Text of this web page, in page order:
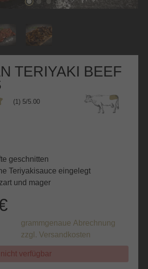
TERIYAKI BEEF
Bewertung von 5 von 5 Sternen
(1) 5/5.00
geschnitten
Teriyakisauce eingelegt
und mager
grammgenaue Abrechnung
zzgl. Versandkosten
verfügbar